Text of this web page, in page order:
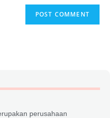
perusahaan